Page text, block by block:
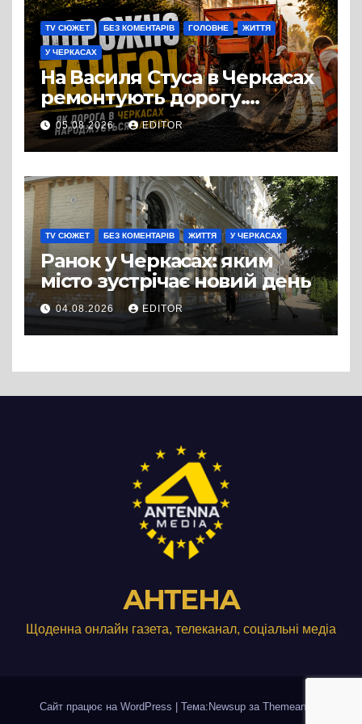
TV СЮЖЕТ БЕЗ КОМЕНТАРІВ ГОЛОВНЕ ЖИТТЯ
У ЧЕРКАСАХ
На Василя Стуса в Черкасах
ремонтують дорогу.
Роботи ведуться на ділянці
від провулка Івана Сірка до
вулиці Надпільної
05.08.2026 EDITOR
TV СЮЖЕТ БЕЗ КОМЕНТАРІВ ЖИТТЯ У ЧЕРКАСАХ
Ранок у Черкасах: яким
місто зустрічає новий день
04.08.2026 EDITOR
АНТЕНА
Щоденна онлайн газета, телеканал, соціальні медіа
Сайт працює на WordPress Тема:Newsup за Themeansar